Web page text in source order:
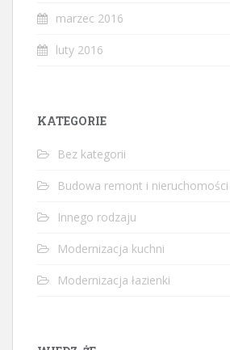
marzec 2016
luty 2016
KATEGORIE
Bez kategorii
Budowa remont i nieruchomości
Innego rodzaju
Modernizacja kuchni
Modernizacja łazienki